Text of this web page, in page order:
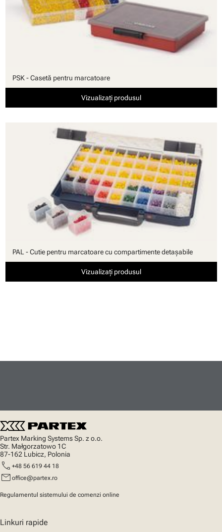
PSK - Casetă pentru marcatoare
Vizualizați produsul
PAL - Cutie pentru marcatoare cu compartimente detaşabile
Vizualizați produsul
Partex Marking Systems Sp. z o.o.
Str. Małgorzatowo 1C
87-162 Lubicz, Polonia
call +48 56 619 44 18
mail office@partex.ro
Regulamentul sistemului de comenzi online
Linkuri rapide